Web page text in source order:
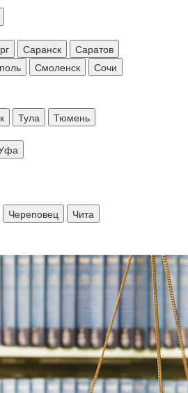
Саранск
Саратов
Смоленск
Сочи
Тула
Тюмень
Череповец
Чита